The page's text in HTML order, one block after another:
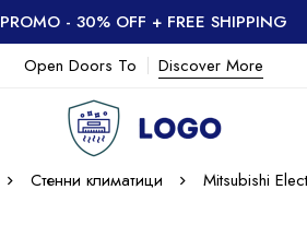
PROMO - 30% OFF + FREE SHIPPING
Open Doors To Discover More
Стенни климатици Mitsubishi